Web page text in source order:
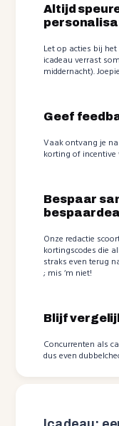
Altijd
Let op acties bij
icadeau verrast
middernacht).
Geef
Vaak ontvang je
korting of incentive
Bespaar
Onze redactie
kortingscodes die
straks even terug
; mis ‘m niet!
Blijf
Concurrenten als
dus even